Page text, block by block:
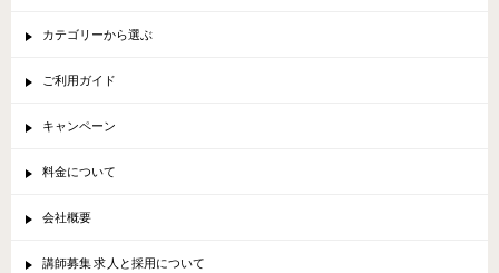
カテゴリーから選ぶ
ご利用ガイド
キャンペーン
料金について
会社概要
講師募集 求人と採用について